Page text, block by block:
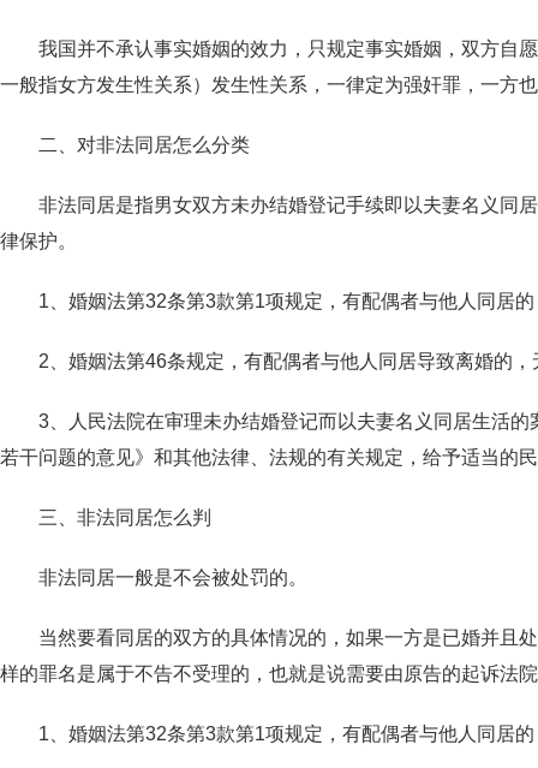
我国并不承认事实婚姻的效力，只规定事实婚姻，双方自愿
一般指女方发生性关系）发生性关系，一律定为强奸罪，一方
二、对非法同居怎么分类
非法同居是指男女双方未办结婚登记手续即以夫妻名义同居
律保护。
1、婚姻法第32条第3款第1项规定，有配偶者与他人同居的
2、婚姻法第46条规定，有配偶者与他人同居导致离婚的，
3、人民法院在审理未办结婚登记而以夫妻名义同居生活的
若干问题的意见》和其他法律、法规的有关规定，给予适当的
三、非法同居怎么判
非法同居一般是不会被处罚的。
当然要看同居的双方的具体情况的，如果一方是已婚并且处
样的罪名是属于不告不受理的，也就是说需要由原告的起诉法
1、婚姻法第32条第3款第1项规定，有配偶者与他人同居的